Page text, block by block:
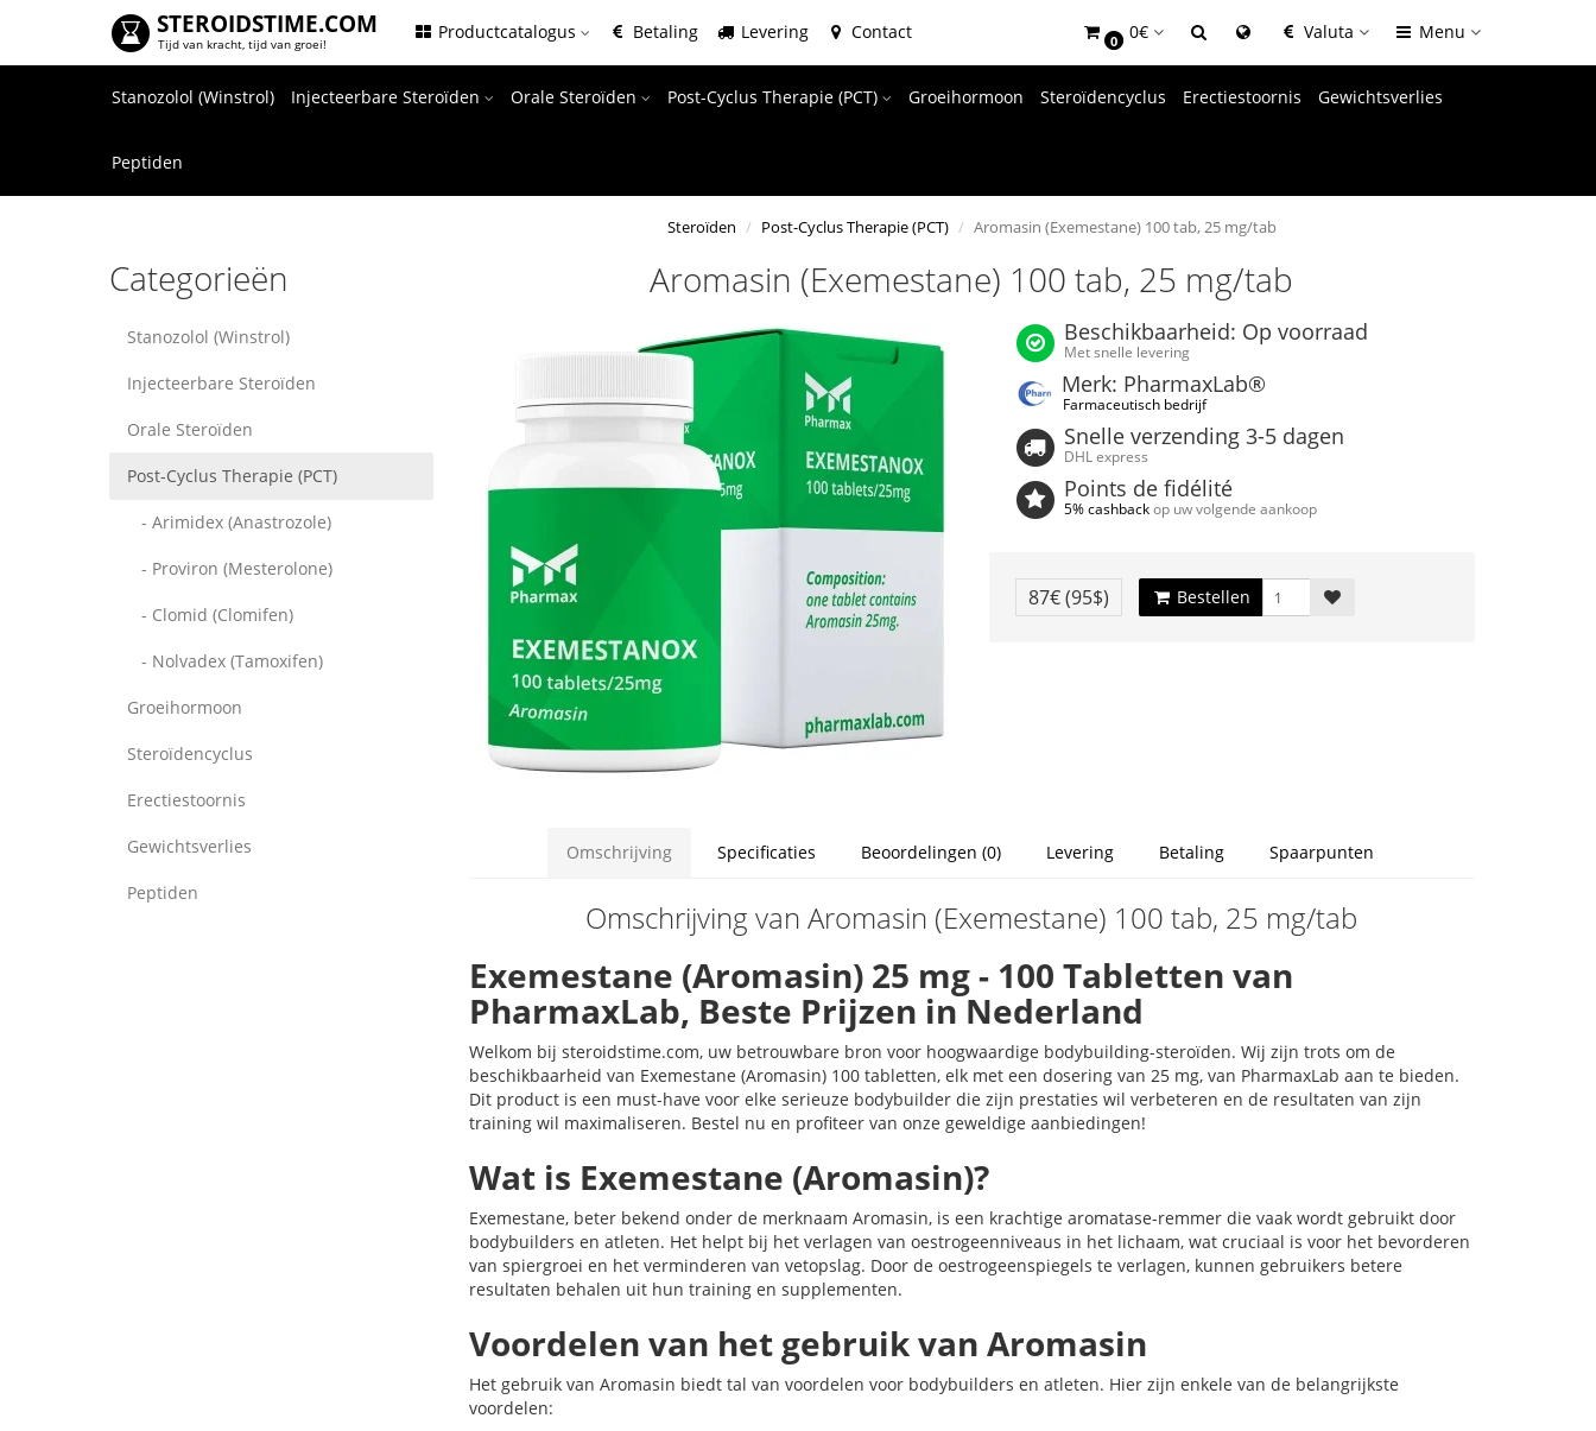
STEROIDSTIME.COM
Tijd van kracht, tijd van groei!
Productcatalogus Betaling Levering Contact 0 0€ Valuta Menu
Stanozolol (Winstrol) Injecteerbare Steroïden Orale Steroïden Post-Cyclus Therapie (PCT) Groeihormoon Steroïdencyclus Erectiestoornis Gewichtsverlies
Peptiden
Categorieën
Stanozolol (Winstrol)
Injecteerbare Steroïden
Orale Steroïden
Post-Cyclus Therapie (PCT)
- Arimidex (Anastrozole)
- Proviron (Mesterolone)
- Clomid (Clomifen)
- Nolvadex (Tamoxifen)
Groeihormoon
Steroïdencyclus
Erectiestoornis
Gewichtsverlies
Peptiden
Steroïden Post-Cyclus Therapie (PCT) Aromasin (Exemestane) 100 tab, 25 mg/tab
Aromasin (Exemestane) 100 tab, 25 mg/tab
Beschikbaarheid: Op voorraad
Met snelle levering
Merk: PharmaxLab®
Farmaceutisch bedrijf
Snelle verzending 3-5 dagen
DHL express
Points de fidélité
5% cashbackop uw volgende aankoop
87€(95$) Bestellen
Omschrijving Specificaties Beoordelingen (0) Levering Betaling Spaarpunten
Omschrijving van Aromasin (Exemestane) 100 tab, 25 mg/tab
Exemestane (Aromasin) 25 mg - 100 Tabletten van
PharmaxLab, Beste Prijzen in Nederland
Welkom bij steroidstime.com, uw betrouwbare bron voor hoogwaardige bodybuilding-steroïden. Wij zijn trots om de
beschikbaarheid van Exemestane (Aromasin) 100 tabletten, elk met een dosering van 25 mg, van PharmaxLab aan te bieden.
Dit product is een must-have voor elke serieuze bodybuilder die zijn prestaties wil verbeteren en de resultaten van zijn
training wil maximaliseren. Bestel nu en profiteer van onze geweldige aanbiedingen!
Wat is Exemestane (Aromasin)?
Exemestane, beter bekend onder de merknaam Aromasin, is een krachtige aromatase-remmer die vaak wordt gebruikt door
bodybuilders en atleten. Het helpt bij het verlagen van oestrogeenniveaus in het lichaam, wat cruciaal is voor het bevorderen
van spiergroei en het verminderen van vetopslag. Door de oestrogeenspiegels te verlagen, kunnen gebruikers betere
resultaten behalen uit hun training en supplementen.
Voordelen van het gebruik van Aromasin
Het gebruik van Aromasin biedt tal van voordelen voor bodybuilders en atleten. Hier zijn enkele van de belangrijkste
voordelen: